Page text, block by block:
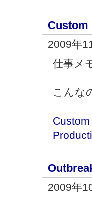
Custom
2009年
仕事メ
こんな
2009年